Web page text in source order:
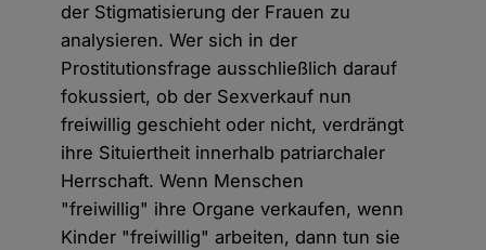
der Stigmatisierung der Frauen zu
analysieren. Wer sich in der
Prostitutionsfrage ausschließlich darauf
fokussiert, ob der Sexverkauf nun
freiwillig geschieht oder nicht, verdrängt
ihre Situiertheit innerhalb patriarchaler
Herrschaft. Wenn Menschen
"freiwillig" ihre Organe verkaufen, wenn
Kinder "freiwillig" arbeiten, dann tun sie